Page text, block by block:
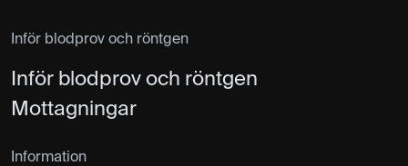
Inför blodprov och röntgen
Inför blodprov och röntgen
Mottagningar
Information